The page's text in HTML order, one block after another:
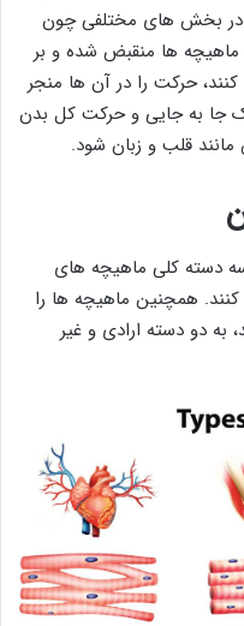
در بخش های مختلفی چون
ها منقبض شده و بر
حرکت را در آن ها منجر
جا به جایی و حرکت کل بدن
قلب و زبان شود.
دسته کلی ماهیچه های
همچنین ماهیچه ها را
به دو دسته ارادی و غیر